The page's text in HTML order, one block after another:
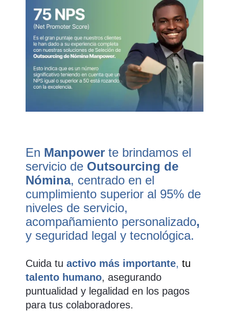
En Manpower te brindamos el
servicio de Outsourcing de
Nómina, centrado en el
cumplimiento superior al 95% de
niveles de servicio,
acompañamiento personalizado,
y seguridad legal y tecnológica.
Cuida tu activo más importante, tu
talento humano, asegurando
puntualidad y legalidad en los pagos
para tus colaboradores.